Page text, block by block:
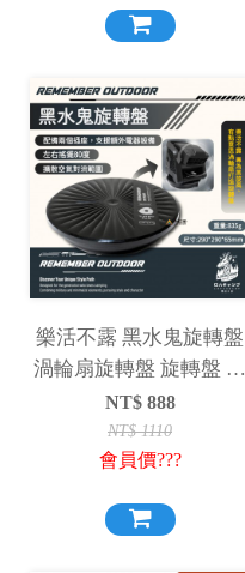
樂活不露 黑水鬼旋轉盤
渦輪扇旋轉盤 旋轉盤 迴
轉盤 80度左右旋轉 風扇
轉盤 轉盤
NT$ 888
NT$1110
會員價???